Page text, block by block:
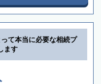
て本当に必要な相続プ
ます